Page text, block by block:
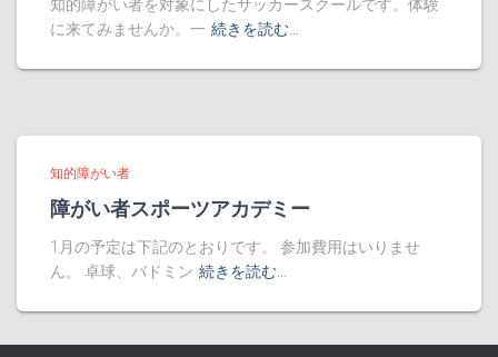
知的障がい者を対象にしたサッカースクールです。体験
に来てみませんか。一 続きを読む…
知的障がい者
障がい者スポーツアカデミー
1月の予定は下記のとおりです。 参加費用はいりませ
ん。 卓球、バドミン 続きを読む…